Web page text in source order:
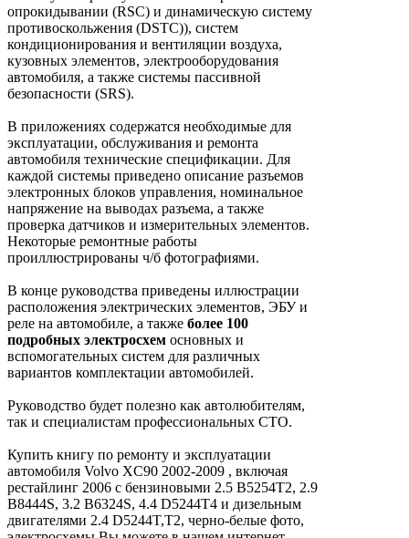
опрокидывании (RSC) и динамическую систему
противоскольжения (DSTC)), систем
кондиционирования и вентиляции воздуха,
кузовных элементов, электрооборудования
автомобиля, а также системы пассивной
безопасности (SRS).
В приложениях содержатся необходимые для
эксплуатации, обслуживания и ремонта
автомобиля технические спецификации. Для
каждой системы приведено описание разъемов
электронных блоков управления, номинальное
напряжение на выводах разъема, а также
проверка датчиков и измерительных элементов.
Некоторые ремонтные работы
проиллюстрированы ч/б фотографиями.
В конце руководства приведены иллюстрации
расположения электрических элементов, ЭБУ и
реле на автомобиле, а также более 100
подробных электросхем основных и
вспомогательных систем для различных
вариантов комплектации автомобилей.
Руководство будет полезно как автолюбителям,
так и специалистам профессиональных СТО.
Купить книгу по ремонту и эксплуатации
автомобиля Volvo ХC90 2002-2009 , включая
рестайлинг 2006 с бензиновыми 2.5 B5254T2, 2.9
B8444S, 3.2 B6324S, 4.4 D5244T4 и дизельным
двигателями 2.4 D5244T,T2, черно-белые фото,